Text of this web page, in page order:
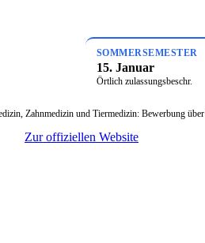
SOMMERSEMESTER
15. Januar
Örtlich zulassungsbeschr.
Zahnmedizin und Tiermedizin: Bewerbung über
Zur offiziellen Website